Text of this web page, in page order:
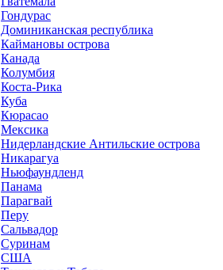
Гондурас
Доминиканская республика
Каймановы острова
Канада
Колумбия
Коста-Рика
Куба
Кюрасао
Мексика
Нидерландские Антильские острова
Никарагуа
Ньюфаундленд
Панама
Парагвай
Перу
Сальвадор
Суринам
США